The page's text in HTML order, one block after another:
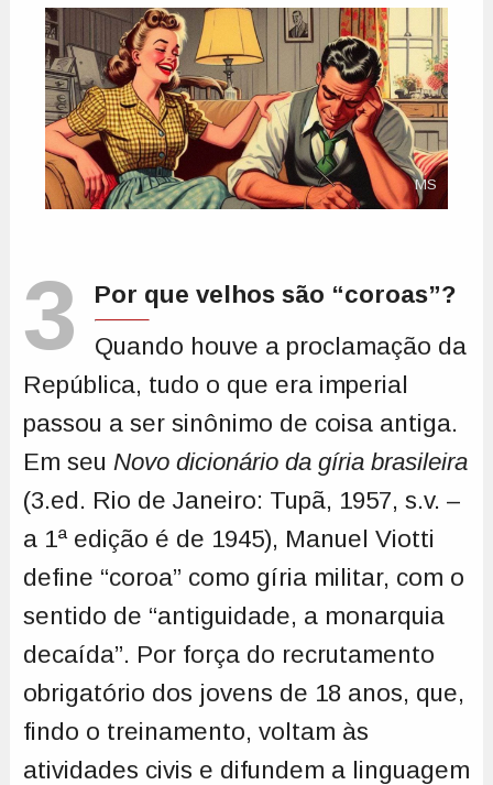
MS
3
Por que velhos são “coroas”?
Quando houve a proclamação da
República, tudo o que era imperial
passou a ser sinônimo de coisa antiga.
Em seu Novo dicionário da gíria brasileira
(3.ed. Rio de Janeiro: Tupã, 1957, s.v. –
a 1ª edição é de 1945), Manuel Viotti
define “coroa” como gíria militar, com o
sentido de “antiguidade, a monarquia
decaída”. Por força do recrutamento
obrigatório dos jovens de 18 anos, que,
findo o treinamento, voltam às
atividades civis e difundem a linguagem